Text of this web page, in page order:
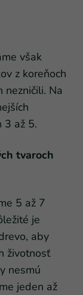
však
z koreňoch
nezničili. Na
3 až 5.
tvaroch
5 až 7
je
aby
životnosť
nesmú
jeden až